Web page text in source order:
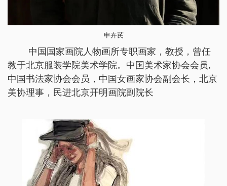
申卉芪
中国国家画院人物画所专职画家，教授，曾任
教于北京服装学院美术学院。中国美术家协会会员,
中国书法家协会会员，中国女画家协会副会长，北京
美协理事，民进北京开明画院副院长